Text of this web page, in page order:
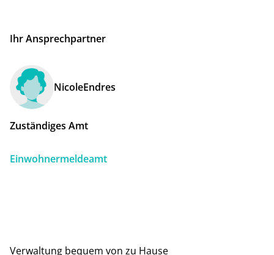
Ihr Ansprechpartner
NicoleEndres
Zuständiges Amt
Einwohnermeldeamt
Verwaltung bequem von zu Hause